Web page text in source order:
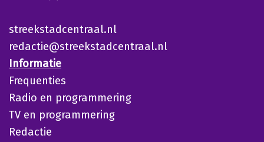
streekstadcentraal.nl
redactie@streekstadcentraal.nl
Informatie
Frequenties
Radio en programmering
TV en programmering
Redactie